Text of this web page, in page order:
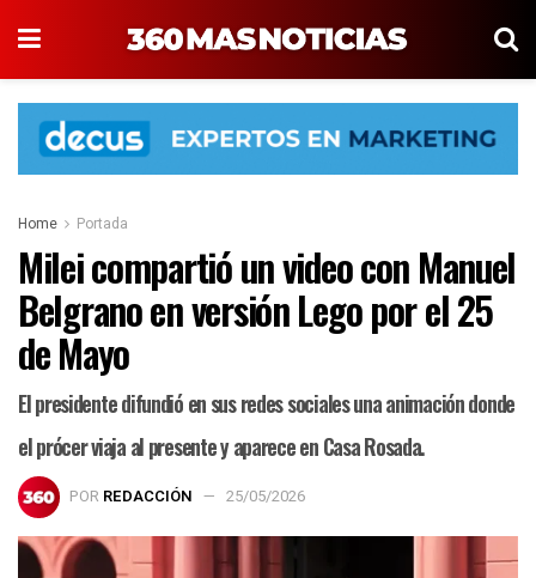
Home Portada
Milei compartió un video con Manuel
Belgrano en versión Lego por el 25
de Mayo
El presidente difundió en sus redes sociales una animación donde
el prócer viaja al presente y aparece en Casa Rosada.
POR REDACCIÓN 25/05/2026